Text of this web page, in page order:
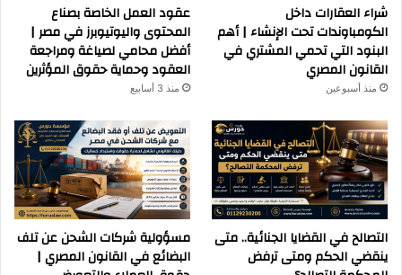
شراء العقارات داخل
الكومباوندات تحت الإنشاء | أهم
البنود التي تحمي المشتري في
القانون المصري
منذ أسبوعين
عقود العمل الخاصة بصناع
المحتوى واليوتيوبرز في مصر |
أفضل محامي لصياغة ومراجعة
العقود وحماية حقوق المؤثرين
منذ 3 أسابيع
التصالح في القضايا الجنائية.. متى
ينقضي الحكم ومتى ترفض
مسؤولية شركات الشحن عن تلف
البضائع في القانون المصري |